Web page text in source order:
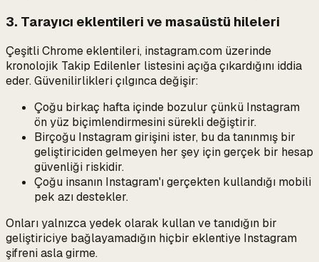
3. Tarayıcı eklentileri ve masaüstü hileleri
Çeşitli Chrome eklentileri, instagram.com üzerinde
kronolojik Takip Edilenler listesini açığa çıkardığını iddia
eder. Güvenilirlikleri çılgınca değişir:
Çoğu birkaç hafta içinde bozulur çünkü Instagram
ön yüz biçimlendirmesini sürekli değiştirir.
Birçoğu Instagram girişini ister, bu da tanınmış bir
geliştiriciden gelmeyen her şey için gerçek bir hesap
güvenliği riskidir.
Çoğu insanın Instagram'ı gerçekten kullandığı mobili
pek azı destekler.
Onları yalnızca yedek olarak kullan ve tanıdığın bir
geliştiriciye bağlayamadığın hiçbir eklentiye Instagram
şifreni asla girme.